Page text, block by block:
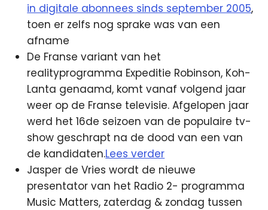
in digitale abonnees sinds september 2005,
toen er zelfs nog sprake was van een
afname
De Franse variant van het
realityprogramma Expeditie Robinson, Koh-
Lanta genaamd, komt vanaf volgend jaar
weer op de Franse televisie. Afgelopen jaar
werd het 16de seizoen van de populaire tv-
show geschrapt na de dood van een van
de kandidaten.Lees verder
Jasper de Vries wordt de nieuwe
presentator van het Radio 2- programma
Music Matters, zaterdag & zondag tussen